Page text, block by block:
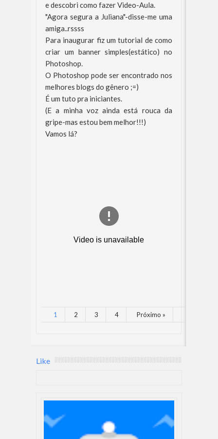
e descobri como fazer Video-Aula.
"Agora segura a Juliana"-disse-me uma
amiga..rssss
Para inaugurar fiz um tutorial de como
criar um banner simples(estático) no
Photoshop.
O Photoshop pode ser encontrado nos
melhores blogs do gênero ;=)
É um tuto pra iniciantes.
(E a minha voz ainda está rouca da
gripe-mas estou bem melhor!!!)
Vamos lá?
1 2 3 4 Próximo »
Like